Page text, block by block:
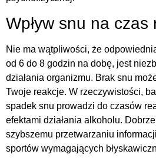
Wpływ snu na czas
Nie ma wątpliwości, że
od 6 do 8 godzin na dobę, jest
działania organizmu. Brak snu
Twoje reakcje. W rzeczywistości,
spadek snu prowadzi do czasów
efektami działania alkoholu.
szybszemu przetwarzaniu
sportów wymagających